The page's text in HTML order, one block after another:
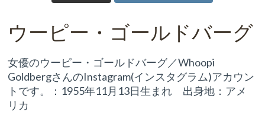
ウーピー・ゴールドバーグ
女優のウーピー・ゴールドバーグ／Whoopi
GoldbergさんのInstagram(インスタグラム)アカウン
トです。：1955年11月13日生まれ 出身地：アメ
リカ